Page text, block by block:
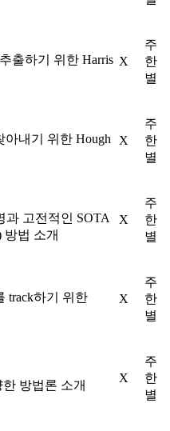
출하기 위한 Harris X
주
한
별
아내기 위한 Hough
X
주
한
별
과 고전적인 SOTA
방법 소개
X
주
한
별
track하기 위한
X
주
한
별
한 방법론 소개
X
주
한
별